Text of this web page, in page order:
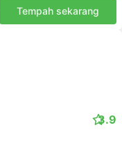
Tempah sekarang
3.9